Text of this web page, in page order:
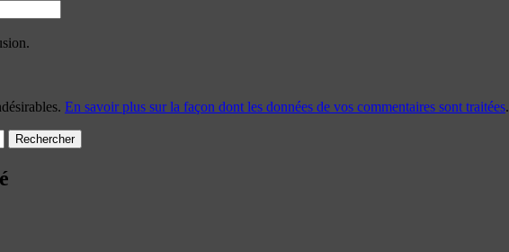
En savoir plus sur la façon dont les données de vos commentaires sont traitées.